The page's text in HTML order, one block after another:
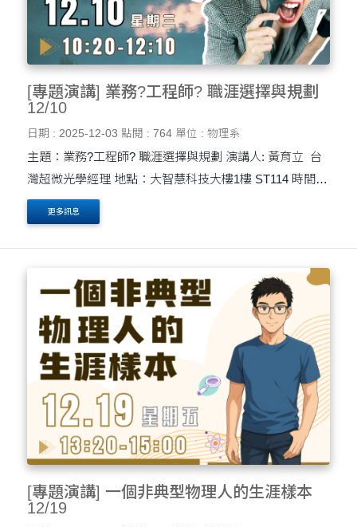
[專題演講] 業務?工程師? 職涯選擇與規劃
12/10
日期 : 2025-12-03 點閱 : 764 單位 : 物理系
主題：業務?工程師? 職涯選擇與規劃 演講人: 黃育立 台
灣超微光學經理 地點：大智慧科技大樓1樓 ST114 時間：
12月10日 週三 10:20至12:10 本場演講以「業務？工程
師？職涯選擇與規劃」為題，....
更多訊息
[專題演講] 一個非典型物理人的生涯樣本
12/19